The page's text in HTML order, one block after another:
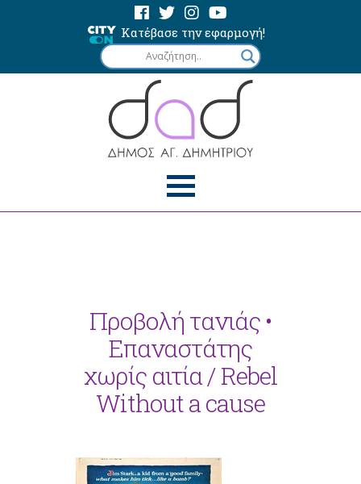
Κατέβασε την εφαρμογή!
Προβολή τανιάς •
Επαναστάτης
χωρίς αιτία / Rebel
Without a cause